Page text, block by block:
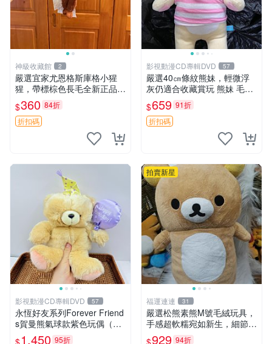
神級收藏館 2
嚴選宜家尤恩格斯庫格小猩
猩，帶標棕色長毛全新正品，
保存極佳。 宜家 尤恩格斯 庫
格小猩猩
$360 84折
折扣碼
影視動漫CD專輯DVD 57
嚴選40㎝條紋熊妹，輕微浮
灰仍適合收藏賞玩 熊妹 毛絨
玩具 浮雕熊
$659 91折
折扣碼
影視動漫CD專輯DVD 57
永恆好友系列Forever Friend
s賀曼熊氣球款紫色玩偶（鼻
子稍有磨損） 中古玩具 氣球
1,450 95折
拍賣新星
福運連連 31
嚴選松熊素熊M號毛絨玩具，
手感超軟糯宛如新生，細節精
緻完美無瑕，推薦送禮或珍
929 94折